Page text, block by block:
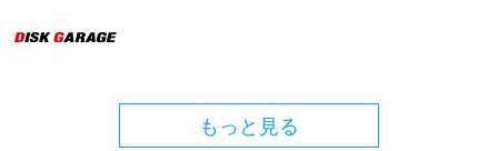
もっと見る